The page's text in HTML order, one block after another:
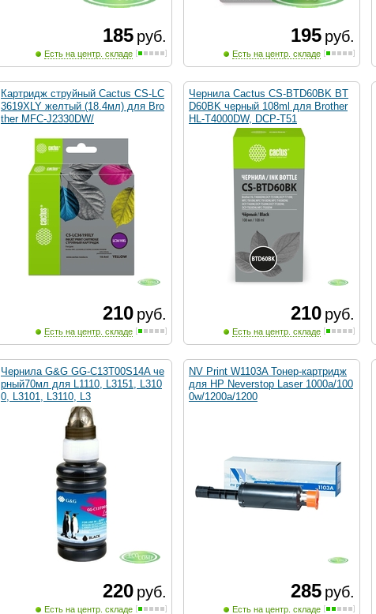
185 руб.
Есть на центр. складе
195 руб.
Есть на центр. складе
Картридж струйный Cactus CS-LC
3619XLY желтый (18.4мл) для Bro
ther MFC-J2330DW/
210 руб.
Есть на центр. складе
Чернила Cactus CS-BTD60BK BT
D60BK черный 108ml для Brother
HL-T4000DW, DCP-T51
210 руб.
Есть на центр. складе
Чернила G&G GG-C13T00S14A че
рный70мл для L1110, L3151, L310
0, L3101, L3110, L3
220 руб.
Есть на центр. складе
NV Print W1103A Тонер-картридж
для HP Neverstop Laser 1000a/100
0w/1200a/1200
285 руб.
Есть на центр. складе